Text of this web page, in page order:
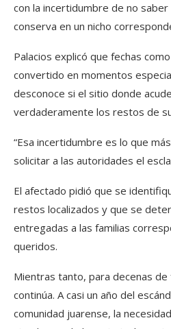
con la incertidumbre de no saber
conserva en un nicho
Palacios explicó que fechas
convertido en momentos
desconoce si el sitio donde
verdaderamente los restos de
“Esa incertidumbre es lo que
solicitar a las autoridades el
El afectado pidió que se
restos localizados y que se
entregadas a las familias
queridos.
Mientras tanto, para decenas de
continúa. A casi un año del
comunidad juarense, la